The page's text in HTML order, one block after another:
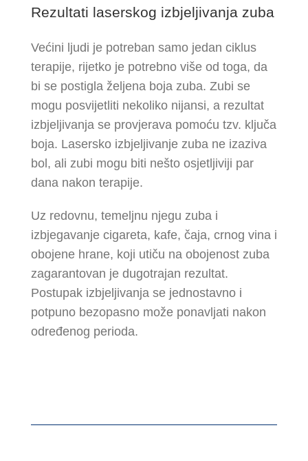
Rezultati laserskog izbjeljivanja zuba
Većini ljudi je potreban samo jedan ciklus
terapije, rijetko je potrebno više od toga, da
bi se postigla željena boja zuba. Zubi se
mogu posvijetliti nekoliko nijansi, a rezultat
izbjeljivanja se provjerava pomoću tzv. ključa
boja. Lasersko izbjeljivanje zuba ne izaziva
bol, ali zubi mogu biti nešto osjetljiviji par
dana nakon terapije.
Uz redovnu, temeljnu njegu zuba i
izbjegavanje cigareta, kafe, čaja, crnog vina i
obojene hrane, koji utiču na obojenost zuba
zagarantovan je dugotrajan rezultat.
Postupak izbjeljivanja se jednostavno i
potpuno bezopasno može ponavljati nakon
određenog perioda.